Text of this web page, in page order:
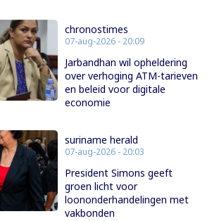
chronostimes
07-aug-2026 - 20:09
Jarbandhan wil opheldering
over verhoging ATM-tarieven
en beleid voor digitale
economie
suriname herald
07-aug-2026 - 20:03
President Simons geeft
groen licht voor
loononderhandelingen met
vakbonden